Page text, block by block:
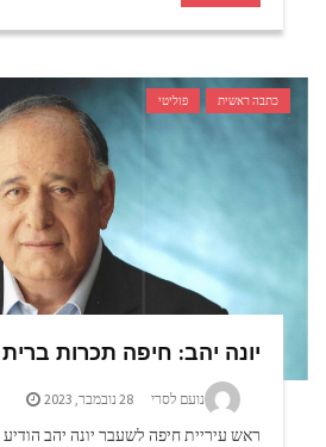
כתבה ראשית פוליטי
יונה יהב: חיפה תכרות
נועם לסרי 28 נובמבר, 2023
ראש עיריית חיפה לשעבר יונה יהב